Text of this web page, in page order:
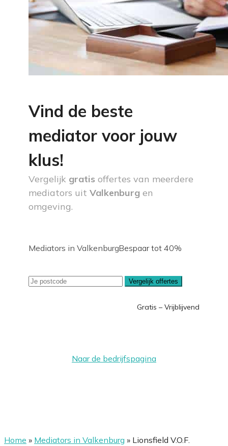
Vind de beste
mediator voor jouw
klus!
Vergelijk gratis offertes van meerdere
mediators uit Valkenburg en
omgeving.
Mediators in ValkenburgBespaar tot 40%
Vergelijk offertes
Gratis – Vrijblijvend
Naar de bedrijfspagina
Home » Mediators in Valkenburg » Lionsfield V.O.F.